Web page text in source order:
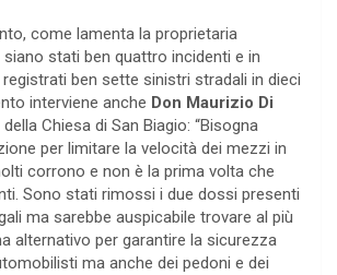
come lamenta la proprietaria
siano stati ben quattro incidenti e in
ben sette sinistri stradali in dieci
interviene anche Don Maurizio Di
Chiesa di San Biagio: “Bisogna
per limitare la velocità dei mezzi in
corrono e non è la prima volta che
Sono stati rimossi i due dossi presenti
ma sarebbe auspicabile trovare al più
alternativo per garantire la sicurezza
ma anche dei pedoni e dei